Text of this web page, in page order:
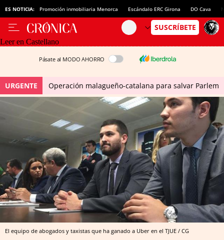
ES NOTICIA: Promoción inmobiliaria Menorca Escándalo ERC Girona DO Cava
Leer en Castellano
Pásate al MODO AHORRO
URGENTE Operación malagueño-catalana para salvar Parlem
El equipo de abogados y taxistas que ha ganado a Uber en el TJUE / CG